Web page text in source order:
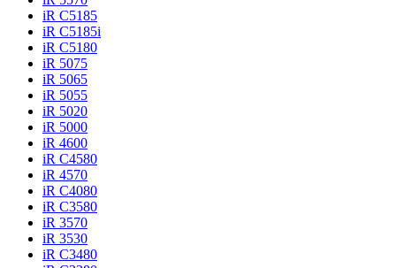
iR C5185
iR C5185i
iR C5180
iR 5075
iR 5065
iR 5055
iR 5020
iR 5000
iR 4600
iR C4580
iR 4570
iR C4080
iR C3580
iR 3570
iR 3530
iR C3480